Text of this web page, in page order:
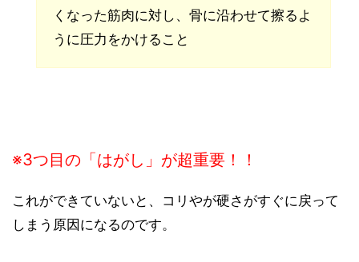
くなった筋肉に対し、骨に沿わせて擦るよ
うに圧力をかけること
※3つ目の「はがし」が超重要！！
これができていないと、コリやが硬さがすぐに戻って
しまう原因になるのです。